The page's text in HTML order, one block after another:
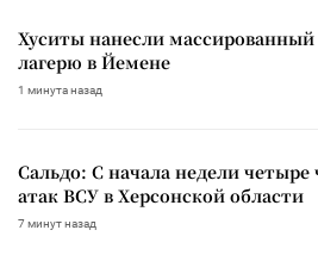
Хуситы нанесли
лагерю в Йемене
1 минута назад
Сальдо: С начала недели четыре
атак ВСУ в Херсонской области
7 минут назад